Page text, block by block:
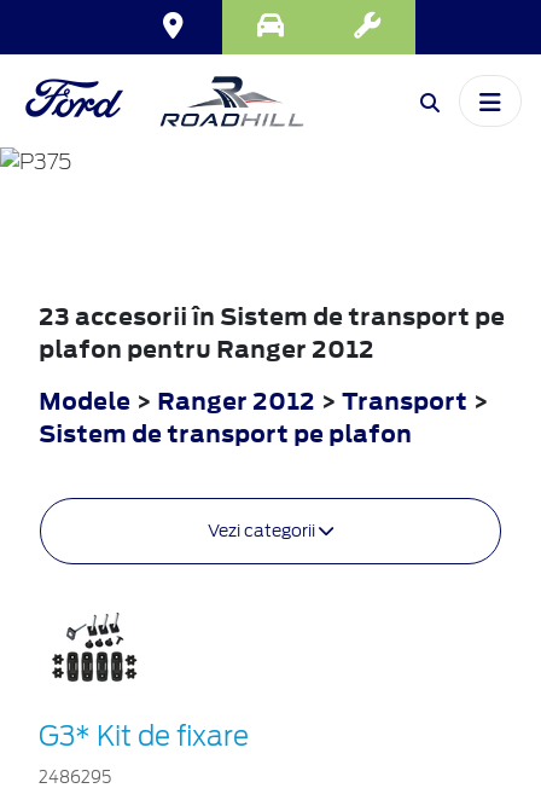
RANGER
23 accesorii în Sistem de transport pe
plafon pentru Ranger 2012
Modele > Ranger 2012 > Transport >
Sistem de transport pe plafon
Vezi categorii
G3* Kit de fixare
2486295